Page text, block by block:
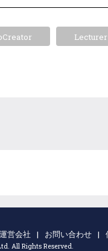
Lecturer
運営会社 | お問い合わせ |
All Rights Reserved.